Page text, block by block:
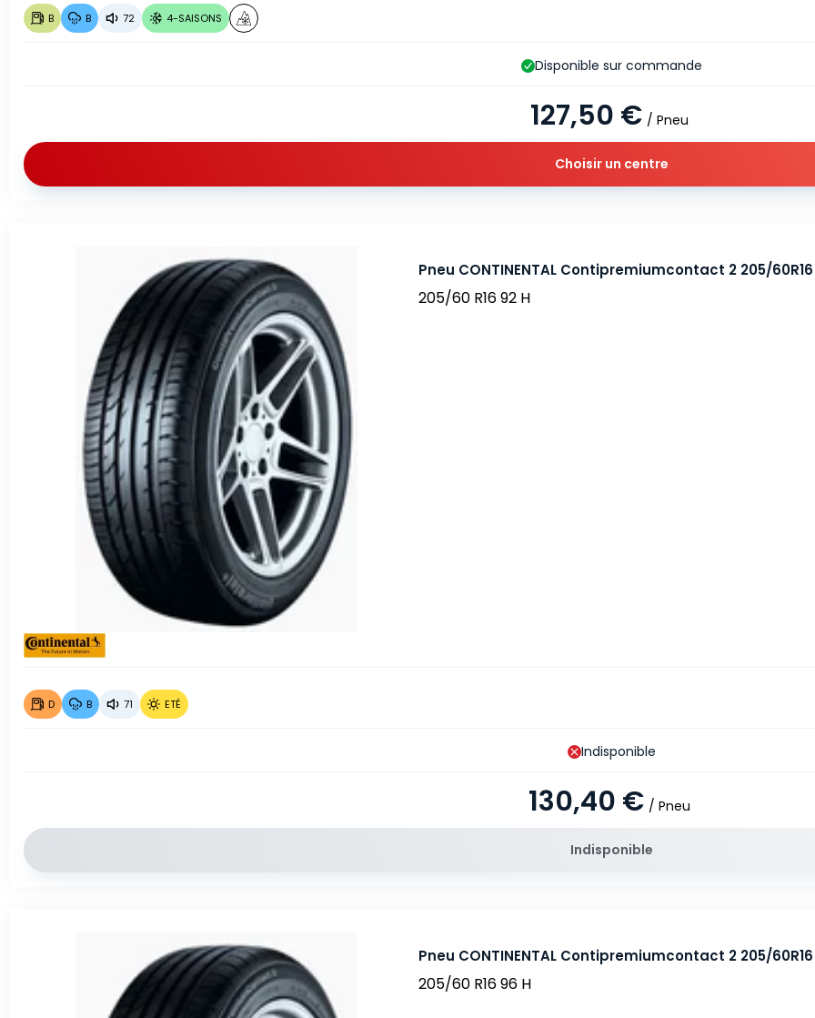
B B 72 4-SAISONS
127,50 € / Pneu
Disponible sur commande
Choisir un centre
Pneu CONTINENTAL Contipremiumcontact 2 205/60R16
205/60 R16 92 H
D B 71 ETÉ
130,40 € / Pneu
Indisponible
Indisponible
Pneu CONTINENTAL Contipremiumcontact 2 205/
205/60 R16 96 H